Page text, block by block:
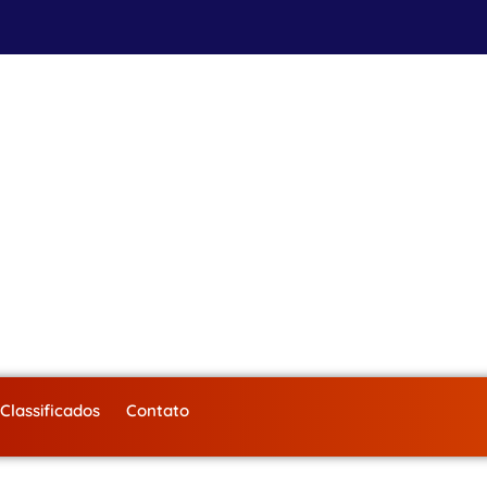
Classificados Contato